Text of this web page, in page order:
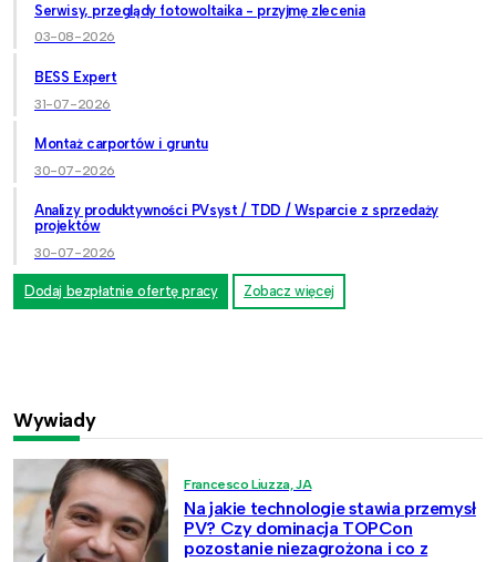
Serwisy, przeglądy fotowoltaika - przyjmę zlecenia
03-08-2026
BESS Expert
31-07-2026
Montaż carportów i gruntu
30-07-2026
Analizy produktywności PVsyst / TDD / Wsparcie z sprzedaży
projektów
30-07-2026
Dodaj bezpłatnie ofertę pracy Zobacz więcej
Wywiady
Francesco Liuzza, JA
Na jakie technologie stawia przemysł
PV? Czy dominacja TOPCon
pozostanie niezagrożona i co z